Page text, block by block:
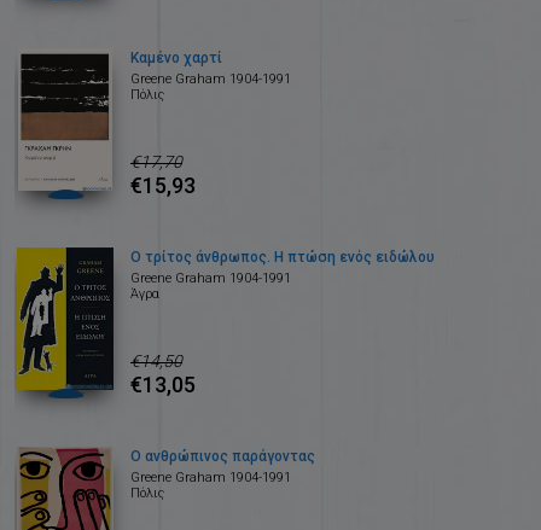
Καμένο χαρτί
Greene Graham 1904-1991
Πόλις
€17,70
€15,93
Ο τρίτος άνθρωπος. Η πτώση ενός ειδώλου
Greene Graham 1904-1991
Άγρα
€14,50
€13,05
Ο ανθρώπινος παράγοντας
Greene Graham 1904-1991
Πόλις